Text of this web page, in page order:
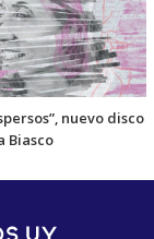
nuevo disco
Biasco